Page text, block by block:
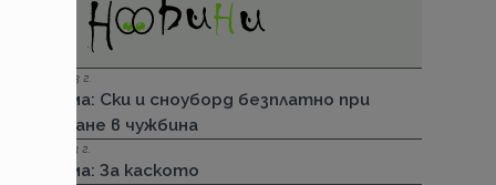
06.12.2023 г.
Групама: Ски и сноуборд безплатно при
пътуване в чужбина
27.04.2023 г.
Групама: За каското